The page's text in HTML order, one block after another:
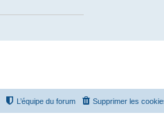
Supprimer les
L’équipe du forum